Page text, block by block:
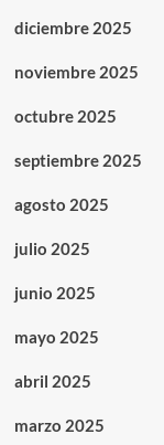
diciembre 2025
noviembre 2025
octubre 2025
septiembre 2025
agosto 2025
julio 2025
junio 2025
mayo 2025
abril 2025
marzo 2025